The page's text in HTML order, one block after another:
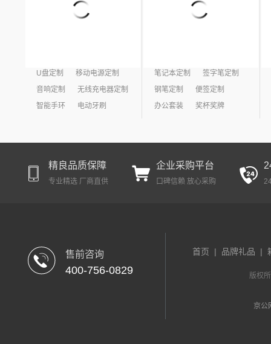
U盘定制
移动电源定制
音响定制
无线充电器定制
智能手环
电动牙刷
笔记本定制
签字笔定制
钢笔定制
便签定制
办公套装
奖杯奖牌
精良品质保障
专业精选 厂商直供
企业采购平台
口碑信赖 放心采购
售前咨询
400-756-0829
首页 | 品牌礼品 |
版权
京